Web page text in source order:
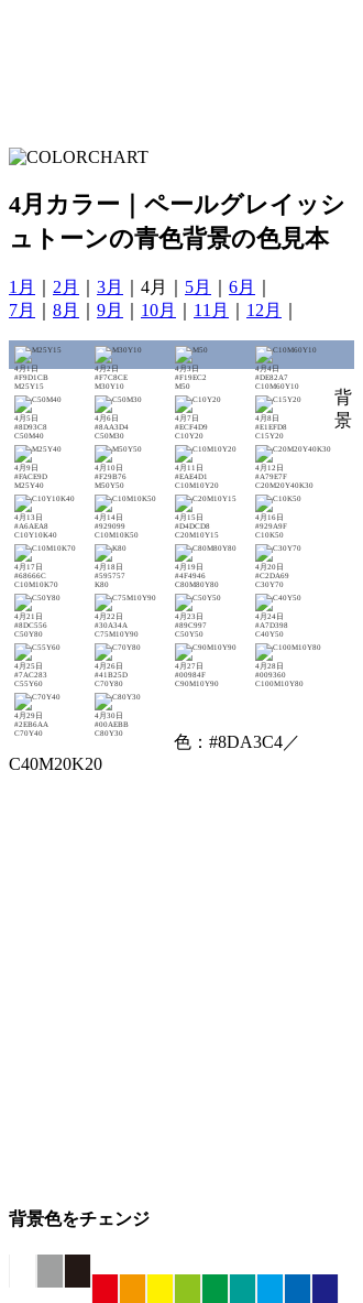
4月カラー｜ペールグレイッシ
ュトーンの青色背景の色見本
1月 2月 3月 ｜4月｜ 5月 6月
7月
8月 9月 10月 11月 12月
4月1日
#F9D1CB
M25Y15
4月2日
#F7C8CE
M30Y10
4月3日
#F19EC2
M50
4月4日
#DE82A7
C10M60Y10
4月5日
#8D93C8
C50M40
4月6日
#8AA3D4
C50M30
4月7日
#ECF4D9
C10Y20
4月8日
#E1EFD8
C15Y20
4月9日
#FACE9D
M25Y40
4月10日
#F29B76
M50Y50
4月11日
#EAE4D1
C10M10Y20
4月12日
#A79E7F
C20M20Y40K30
4月13日
#A6AEA8
C10Y10K40
4月14日
#929099
C10M10K50
4月15日
#D4DCD8
C20M10Y15
4月16日
#929A9F
C10K50
4月17日
#68666C
C10M10K70
4月18日
#595757
K80
4月19日
#4F4946
C80M80Y80
4月20日
#C2DA69
C30Y70
4月21日
#8DC556
C50Y80
4月22日
#30A34A
C75M10Y90
4月23日
#89C997
C50Y50
4月24日
#A7D398
C40Y50
4月25日
#7AC283
C55Y60
4月26日
#41B25D
C70Y80
4月27日
#00984F
C90M10Y90
4月28日
#009360
C100M10Y80
4月29日
#2EB6AA
C70Y40
4月30日
#00AEBB
C80Y30
背
景
色：#8DA3C4／
C40M20K20
背景色をチェンジ